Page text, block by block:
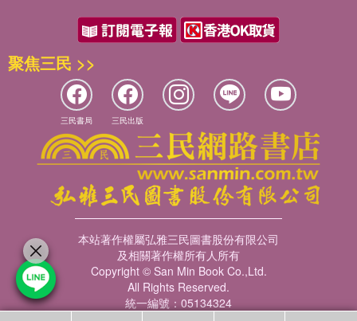
聚焦三民 >>
三民書局 三民出版
本站著作權屬弘雅三民圖書股份有限公司
及相關著作權所有人所有
Copyright © San Min Book Co.,Ltd.
All Rights Reserved.
統一編號：05134324